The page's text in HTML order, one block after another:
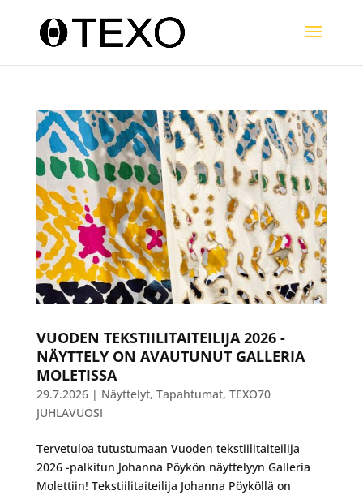
VUODEN TEKSTIILITAITEILIJA 2026 -
NÄYTTELY ON AVAUTUNUT GALLERIA
MOLETISSA
29.7.2026| Näyttelyt, Tapahtumat, TEXO70
JUHLAVUOSI
Tervetuloa tutustumaan Vuoden tekstiilitaiteilija
2026 -palkitun Johanna Pöykön näyttelyyn Galleria
Molettiin! Tekstiilitaiteilija Johanna Pöyköllä on